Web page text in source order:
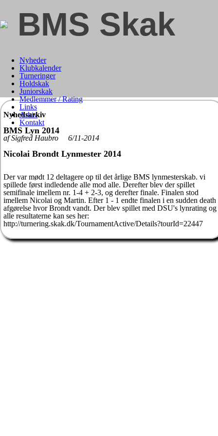
BMS Skak
Nyheder
Klubkalender
Turneringer
Holdskak
Juniorskak
Medlemmer / Rating
Links
Arkiv
Kontakt
Nyhedsarkiv
BMS Lyn 2014
af Sigfred Haubro 6/11-2014
Nicolai Brondt Lynmester 2014
Der var mødt 12 deltagere op til det årlige BMS lynmesterskab. vi
spillede først indledende alle mod alle. Derefter blev der spillet
semifinale imellem nr. 1-4 + 2-3, og derefter finale. Finalen stod
imellem Nicolai og Martin. Efter 1 - 1 endte finalen i en sudden death
afgørelse hvor Brondt vandt. Der blev spillet med DSU's lynrating og
alle resultaterne kan ses her:
http://turnering.skak.dk/TournamentActive/Details?tourId=22447